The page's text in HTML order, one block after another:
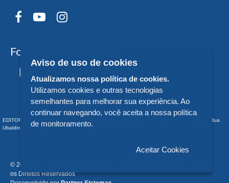
Formas de Pagamento
EDITORA DA UNIVERSIDADE FEDERAL DO PARANÁ - CNPJ n° 75.095.679/0011-10 - Rua
Ubaldino do Amaral, 321 - Alto da Glória - - PR
© 2026 EDITORA DA UNIVERSIDADE FEDERAL DO PARANÁ - Todos
os Direitos Reservados
Aviso de uso de cookies
Atualizamos nossa política de cookies.
Utilizamos cookies e outras tecnologias
semelhantes para melhorar sua experiência. Ao
continuar navegando, você aceita a nossa política
de monitoramento.
Aceitar Cookies